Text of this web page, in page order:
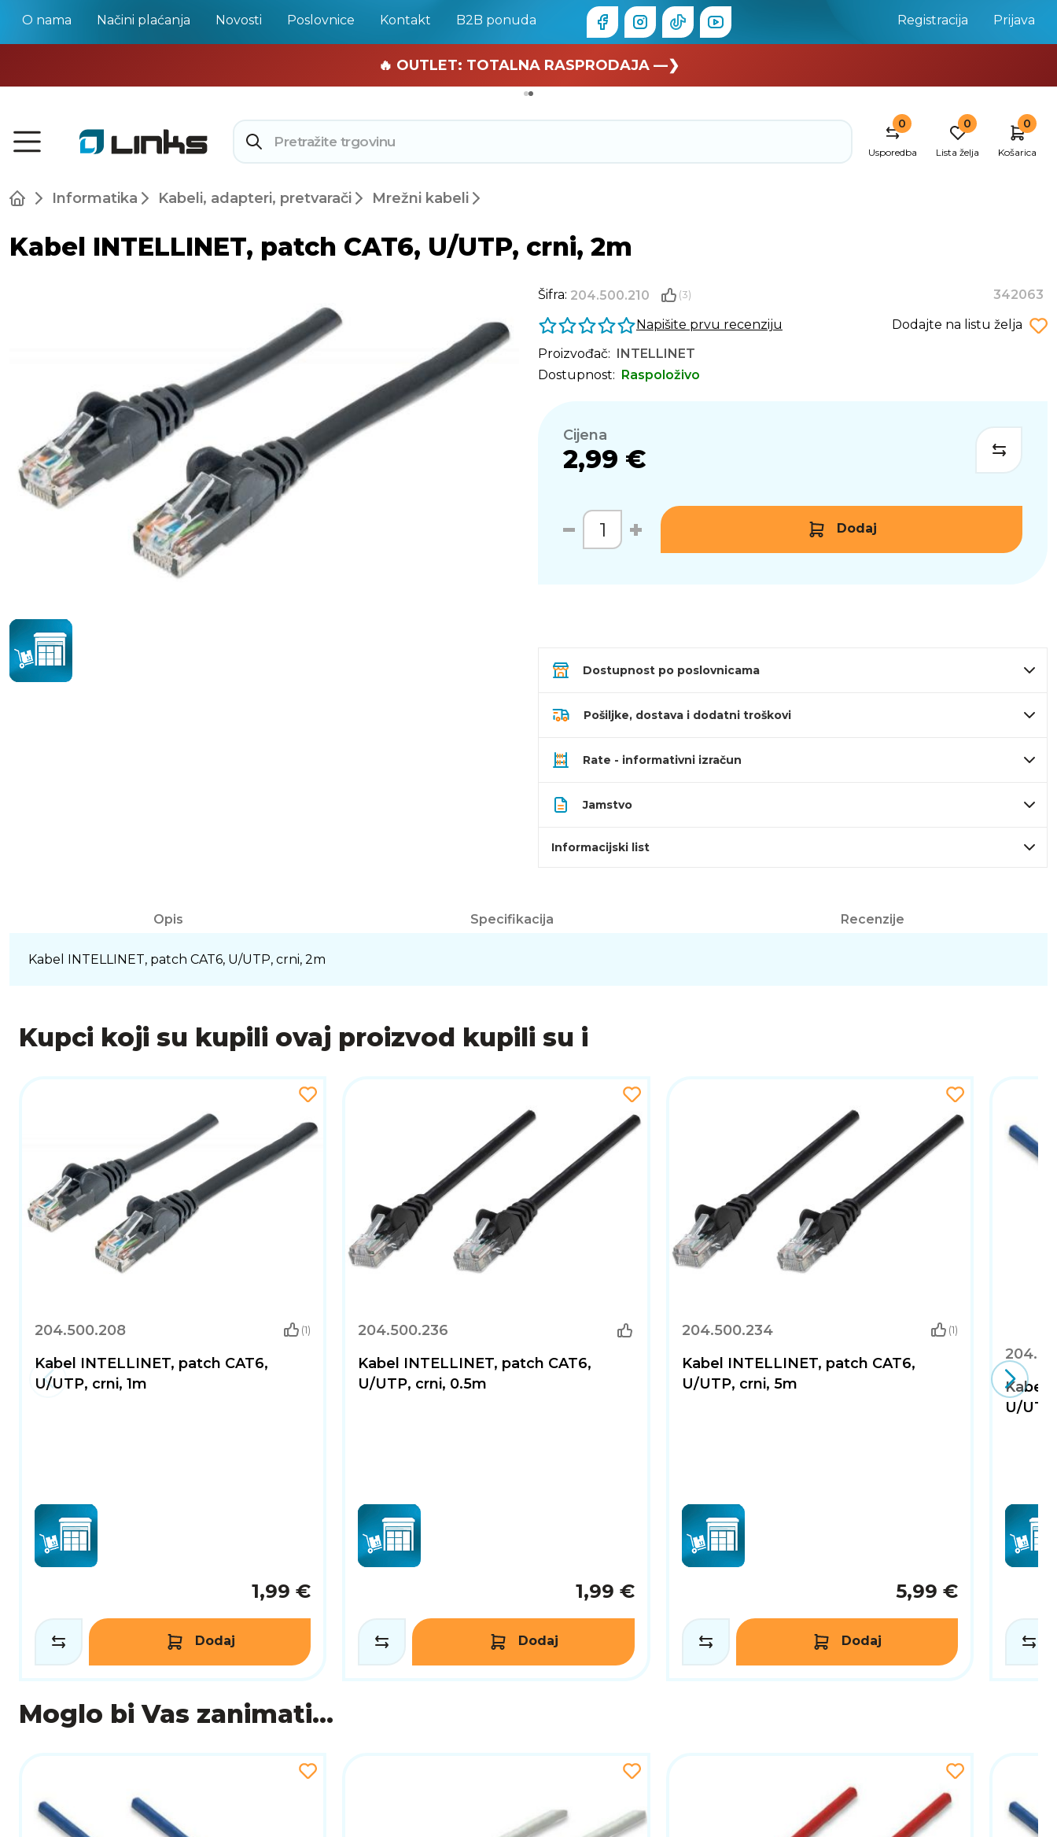
O nama Načini plaćanja Novosti Poslovnice Kontakt B2B ponuda Registracija Prijava
🏄 Zaslužuješ odmor —❯
🔥 OUTLET: TOTALNA RASPRODAJA —❯
0
Usporedba
0
Lista želja
0
Košarica
Informatika Kabeli, adapteri, pretvarači Mrežni kabeli
Kabel INTELLINET, patch CAT6, U/UTP, crni, 2m
Šifra: 204.500.210 (3)
342063
Napišite prvu recenziju
Dodajte na listu želja
Proizvođač: INTELLINET
Dostupnost: Raspoloživo
Cijena
2,99 €
Dodaj
Dostupnost po poslovnicama
Pošiljke, dostava i dodatni troškovi
Rate - informativni izračun
Jamstvo
Informacijski list
Opis Specifikacija Recenzije
Kabel INTELLINET, patch CAT6, U/UTP, crni, 2m
Kupci koji su kupili ovaj proizvod kupili su i
204.500.208 (1)
Kabel INTELLINET, patch CAT6,
U/UTP, crni, 1m
1,99 €
Dodaj
204.500.236
Kabel INTELLINET, patch CAT6,
U/UTP, crni, 0.5m
1,99 €
Dodaj
204.500.234 (1)
Kabel INTELLINET, patch CAT6,
U/UTP, crni, 5m
5,99 €
Dodaj
Kabel
U/
Moglo bi Vas zanimati...